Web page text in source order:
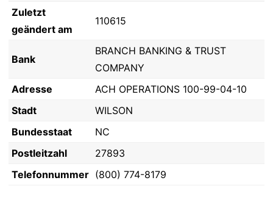
Zuletzt
geändert am
110615
Bank
BRANCH BANKING & TRUST
COMPANY
Adresse
ACH OPERATIONS 100-99-04-10
Stadt
WILSON
Bundesstaat
NC
Postleitzahl
27893
Telefonnummer (800) 774-8179